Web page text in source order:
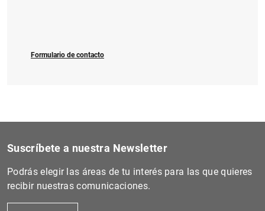
Formulario de contacto
Suscríbete a nuestra Newsletter
Podrás elegir las áreas de tu interés para las que quieres
recibir nuestras comunicaciones.